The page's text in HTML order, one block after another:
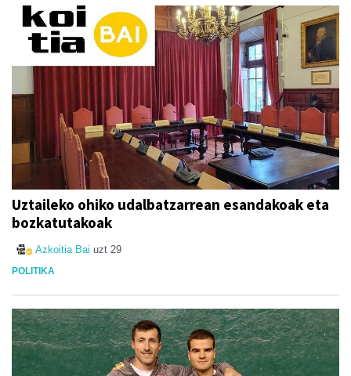
Uztaileko ohiko udalbatzarrean esandakoak eta
bozkatutakoak
Azkoitia Bai uzt 29
POLITIKA